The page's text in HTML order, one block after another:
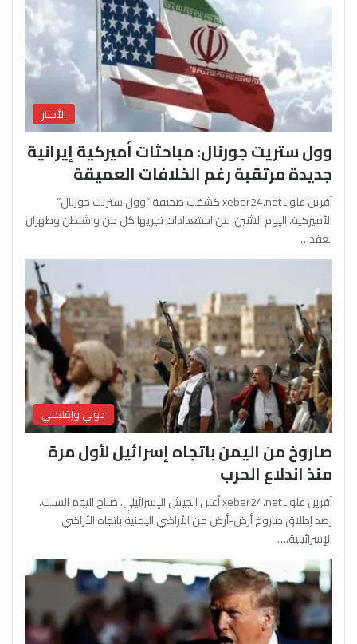
الأخبار
وول ستريت جورنال: مباحثات أميركية إيرانية
جديدة مرتقبة رغم الخلافات العميقة
آفرين علو ـ xeber24.net كشفت صحيفة “وول ستريت جورنال”
الأميركية، اليوم الاثنين، عن استعدادات تجريها كل من واشنطن وطهران
لعقد…
دولي وإقليمي
صاروخ من اليمن باتجاه إسرائيل لأول مرة
منذ اندلاع الحرب
آفرين علو ـ xeber24.net أعلن الجيش الإسرائيلي، صباح اليوم السبت،
رصد إطلاق صاروخ أرض-أرض من الأراضي اليمنية باتجاه الأراضي
الإسرائيلية،…